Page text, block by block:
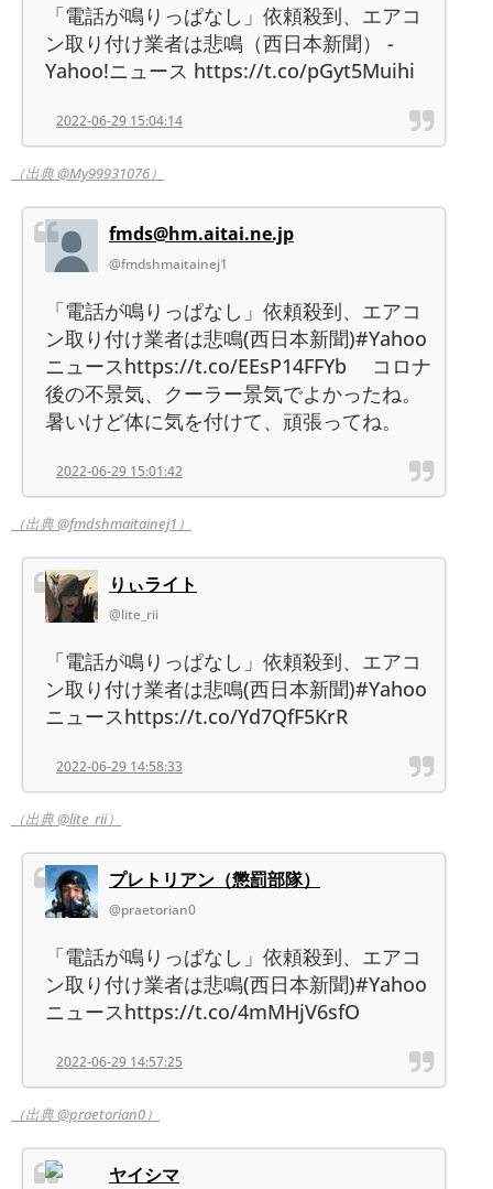
「電話が鳴りっぱなし」依頼殺到、エアコ
ン取り付け業者は悲鳴（西日本新聞） -
Yahoo!ニュース https://t.co/pGyt5Muihi
2022-06-29 15:04:14
（出典 @My99931076）
fmds@hm.aitai.ne.jp
@fmdshmaitainej1
「電話が鳴りっぱなし」依頼殺到、エアコ
ン取り付け業者は悲鳴(西日本新聞)#Yahoo
ニュースhttps://t.co/EEsP14FFYb コロナ
後の不景気、クーラー景気でよかったね。
暑いけど体に気を付けて、頑張ってね。
2022-06-29 15:01:42
（出典 @fmdshmaitainej1）
りぃライト
@lite_rii
「電話が鳴りっぱなし」依頼殺到、エアコ
ン取り付け業者は悲鳴(西日本新聞)#Yahoo
ニュースhttps://t.co/Yd7QfF5KrR
2022-06-29 14:58:33
（出典 @lite_rii）
プレトリアン（懲罰部隊）
@praetorian0
「電話が鳴りっぱなし」依頼殺到、エアコ
ン取り付け業者は悲鳴(西日本新聞)#Yahoo
ニュースhttps://t.co/4mMHjV6sfO
2022-06-29 14:57:25
（出典 @praetorian0）
ヤイシマ